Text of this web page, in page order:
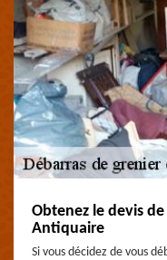
Obtenez le devis
Antiquaire
Si vous décidez de vous